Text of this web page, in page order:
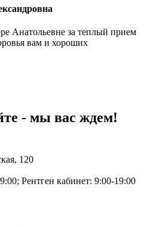
Анатольевне за теплый прием
вам и хороших
- мы вас ждем!
120
Рентген кабинет: 9:00-19:00